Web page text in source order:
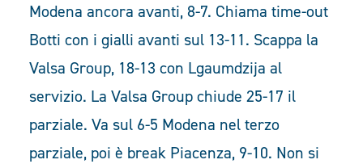
Modena ancora avanti, 8-7. Chiama time-out
Botti con i gialli avanti sul 13-11. Scappa la
Valsa Group, 18-13 con Lgaumdzija al
servizio. La Valsa Group chiude 25-17 il
parziale. Va sul 6-5 Modena nel terzo
parziale, poi è break Piacenza, 9-10. Non si